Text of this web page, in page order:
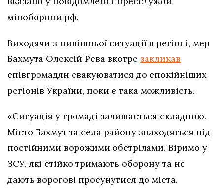
міноборони рф.
Виходячи з нинішньої ситуації в регіоні, мер
Бахмута Олексій Рева вкотре закликав
співгромадян евакуюватися до спокійніших
регіонів України, поки є така можливість.
«Ситуація у громаді залишається складною.
Місто Бахмут та села району знаходяться під
постійними ворожими обстрілами. Віримо у
ЗСУ, які стійко тримають оборону та не
дають ворогові просунутися до міста.